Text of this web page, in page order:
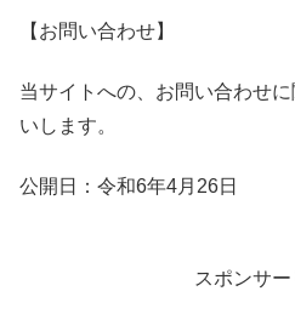
【お問い合わせ】
当サイトへの、お問い合わせに
いします。
公開日：令和6年4月26日
スポンサー